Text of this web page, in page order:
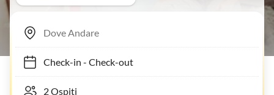
Check-in- Check-out